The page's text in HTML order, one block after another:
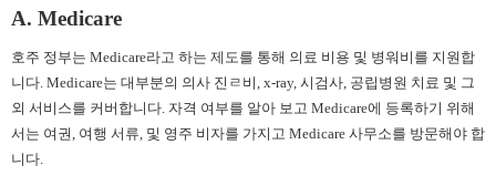
A. Medicare
호주 정부는 Medicare라고 하는 제도를 통해 의료 비용 및 병워비를 지원합
니다. Medicare는 대부분의 의사 진ㄹ비, x-ray, 시검사, 공립병원 치료 및 그
외 서비스를 커버합니다. 자격 여부를 알아 보고 Medicare에 등록하기 위해
서는 여권, 여행 서류, 및 영주 비자를 가지고 Medicare 사무소를 방문해야 합
니다.